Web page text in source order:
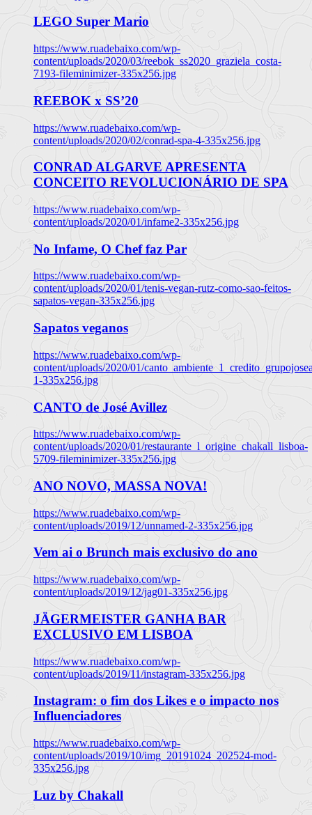
LEGO Super Mario
https://www.ruadebaixo.com/wp-
content/uploads/2020/03/reebok_ss2020_graziela_costa-
7193-fileminimizer-335x256.jpg
REEBOK x SS’20
https://www.ruadebaixo.com/wp-
content/uploads/2020/02/conrad-spa-4-335x256.jpg
CONRAD ALGARVE APRESENTA
CONCEITO REVOLUCIONÁRIO DE SPA
https://www.ruadebaixo.com/wp-
content/uploads/2020/01/infame2-335x256.jpg
No Infame, O Chef faz Par
https://www.ruadebaixo.com/wp-
content/uploads/2020/01/tenis-vegan-rutz-como-sao-feitos-
sapatos-vegan-335x256.jpg
Sapatos veganos
https://www.ruadebaixo.com/wp-
content/uploads/2020/01/
1-335x256.jpg
CANTO de José Avillez
https://www.ruadebaixo.com/wp-
content/uploads/2020/01/restaurante_l_origine_chakall_lisboa-
5709-fileminimizer-335x256.jpg
ANO NOVO, MASSA NOVA!
https://www.ruadebaixo.com/wp-
content/uploads/2019/12/unnamed-2-335x256.jpg
Vem ai o Brunch mais exclusivo do ano
https://www.ruadebaixo.com/wp-
content/uploads/2019/12/jag01-335x256.jpg
JÄGERMEISTER GANHA BAR
EXCLUSIVO EM LISBOA
https://www.ruadebaixo.com/wp-
content/uploads/2019/11/instagram-335x256.jpg
Instagram: o fim dos Likes e o impacto nos
Influenciadores
https://www.ruadebaixo.com/wp-
content/uploads/2019/10/img_20191024_202524-mod-
335x256.jpg
Luz by Chakall